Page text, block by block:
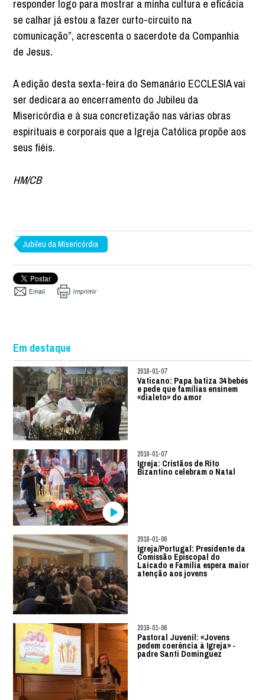
responder logo para mostrar a minha cultura e eficácia
se calhar já estou a fazer curto-circuito na
comunicação”, acrescenta o sacerdote da Companhia
de Jesus.
A edição desta sexta-feira do Semanário ECCLESIA vai
ser dedicara ao encerramento do Jubileu da
Misericórdia e à sua concretização nas várias obras
espirituais e corporais que a Igreja Católica propõe aos
seus fiéis.
HM/CB
Jubileu da Misericórdia
Em destaque
2018-01-07
Vaticano: Papa batiza 34 bebés
e pede que famílias ensinem
«dialeto» do amor
2018-01-07
Igreja: Cristãos de Rito
Bizantino celebram o Natal
2018-01-06
Igreja/Portugal: Presidente da
Comissão Episcopal do
Laicado e Família espera maior
atenção aos jovens
2018-01-06
Pastoral Juvenil: «Jovens
pedem coerência à Igreja» -
padre Santi Dominguez